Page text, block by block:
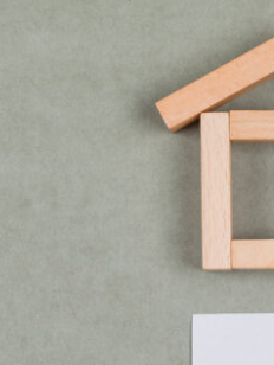
Wie kann man mit
Kapital in
investieren
veröffentlicht vor 5 Jahren